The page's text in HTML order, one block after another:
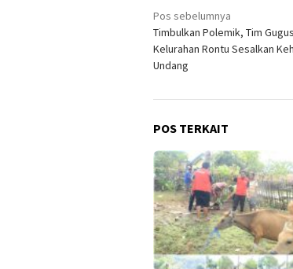
Navigasi
pos
Pos sebelumnya
Timbulkan Polemik, Tim
Kelurahan Rontu Sesalkan
Undang
POS TERKAIT